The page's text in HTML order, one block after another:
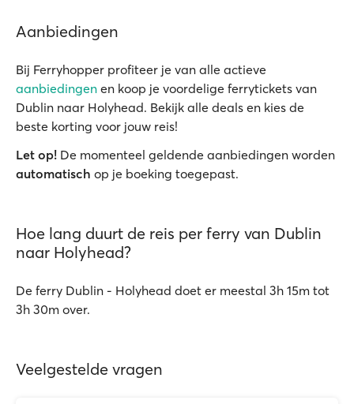
Aanbiedingen
Bij Ferryhopper profiteer je van alle actieve
aanbiedingen en koop je voordelige ferrytickets van
Dublin naar Holyhead. Bekijk alle deals en kies de
beste korting voor jouw reis!
Let op! De momenteel geldende aanbiedingen worden
automatisch op je boeking toegepast.
Hoe lang duurt de reis per ferry van Dublin
naar Holyhead?
De ferry Dublin - Holyhead doet er meestal 3h 15m tot
3h 30m over.
Veelgestelde vragen